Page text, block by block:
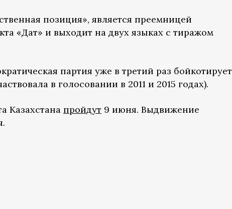
позиция», является преемницей
«Дат» и выходит на двух языках с тиражом
партия уже в третий раз бойкотирует
в голосовании в 2011 и 2015 годах).
Казахстана пройдут 9 июня. Выдвижение